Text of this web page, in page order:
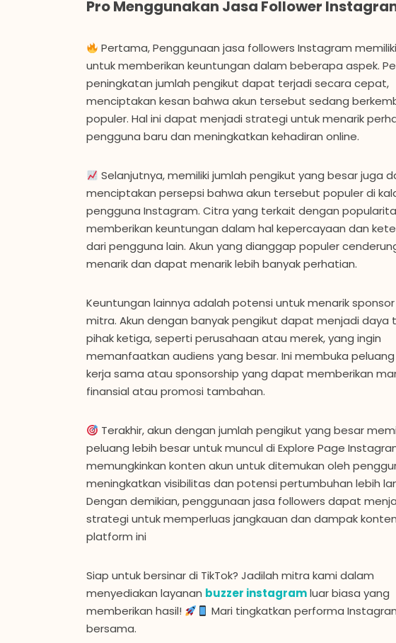
Pro Menggunakan Jasa Follower
Pertama, Penggunaan jasa followers Instagram
untuk memberikan keuntungan dalam beberapa aspek.
peningkatan jumlah pengikut dapat terjadi secara cepat,
menciptakan kesan bahwa akun tersebut sedang
populer. Hal ini dapat menjadi strategi untuk menarik
pengguna baru dan meningkatkan kehadiran online.
Selanjutnya, memiliki jumlah pengikut yang besar juga
menciptakan persepsi bahwa akun tersebut populer di
pengguna Instagram. Citra yang terkait dengan
memberikan keuntungan dalam hal kepercayaan dan
dari pengguna lain. Akun yang dianggap populer
menarik dan dapat menarik lebih banyak perhatian.
Keuntungan lainnya adalah potensi untuk menarik
mitra. Akun dengan banyak pengikut dapat menjadi daya
pihak ketiga, seperti perusahaan atau merek, yang ingin
memanfaatkan audiens yang besar. Ini membuka
kerja sama atau sponsorship yang dapat memberikan
finansial atau promosi tambahan.
Terakhir, akun dengan jumlah pengikut yang besar
peluang lebih besar untuk muncul di Explore Page
memungkinkan konten akun untuk ditemukan oleh
meningkatkan visibilitas dan potensi pertumbuhan lebih
Dengan demikian, penggunaan jasa followers dapat
strategi untuk memperluas jangkauan dan dampak
platform ini
Siap untuk bersinar di TikTok? Jadilah mitra kami dalam
menyediakan layanan buzzer instagramluar biasa yang
memberikan hasil!
Mari tingkatkan performa
bersama.